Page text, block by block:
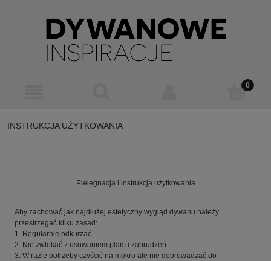
INSTRUKCJA UŻYTKOWANIA
Pielęgnacja i instrukcja użytkowania
Aby zachować jak najdłużej estetyczny wygląd dywanu należy
przestrzegać kilku zasad:
1. Regularnie odkurzać
2. Nie zwlekać z usuwaniem plam i zabrudzeń
3. W razie potrzeby czyścić na mokro ale nie doprowadzać do